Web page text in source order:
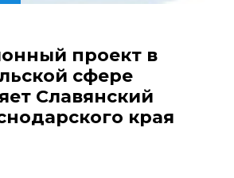
проект в
сфере
Славянский
края